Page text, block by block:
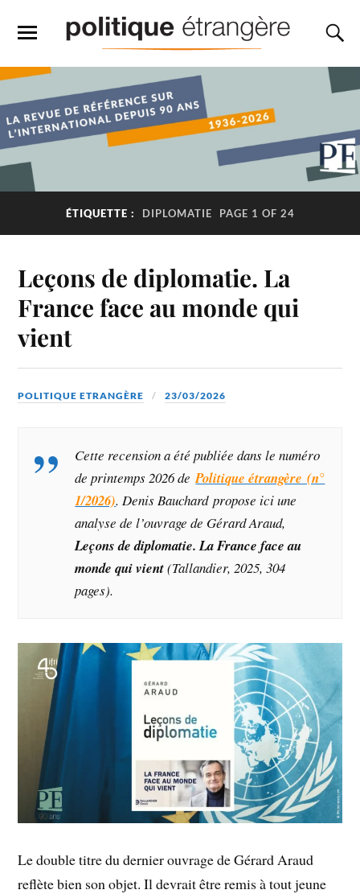
ÉTIQUETTE : DIPLOMATIE PAGE 1 OF 24
Leçons de diplomatie. La
France face au monde qui
vient
POLITIQUE ETRANGÈRE 23/03/2026
Cette recension a été publiée dans le numéro
de printemps 2026 dePolitique étrangère (n°
1/2026). Denis Bauchard propose ici une
analyse de l’ouvrage de Gérard Araud,
Leçons de diplomatie. La France face au
monde qui vient(Tallandier, 2025, 304
pages).
Le double titre du dernier ouvrage de Gérard Araud
reflète bien son objet. Il devrait être remis à tout jeune